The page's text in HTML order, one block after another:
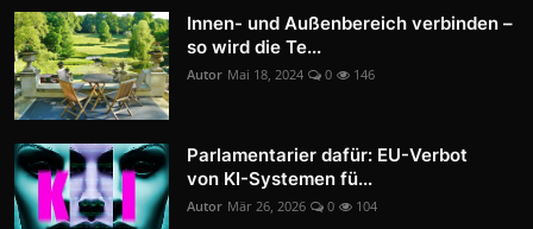
Innen- und Außenbereich verbinden –
so wird die Te...
Autor Mai 18, 2024 0 146
Parlamentarier dafür: EU-Verbot
von KI-Systemen fü...
Autor Mär 26, 2026 0 104